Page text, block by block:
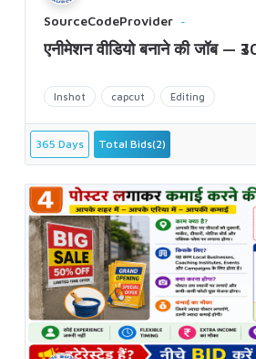
SourceCodeProvider
Inshot capcut Editing
एनीमेशन वीडियो बनाने की जॉब —
365 Days Total Bids(2)